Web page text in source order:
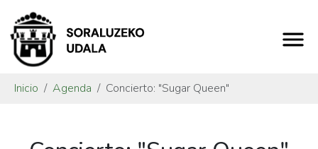
Inicio Agenda Concierto: "Sugar Queen"